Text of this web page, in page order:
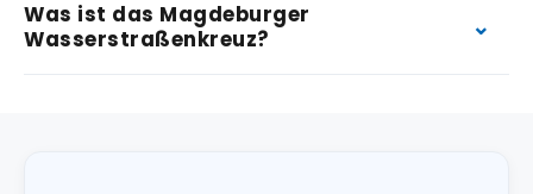
Was ist das Magdeburger
Wasserstraßenkreuz?